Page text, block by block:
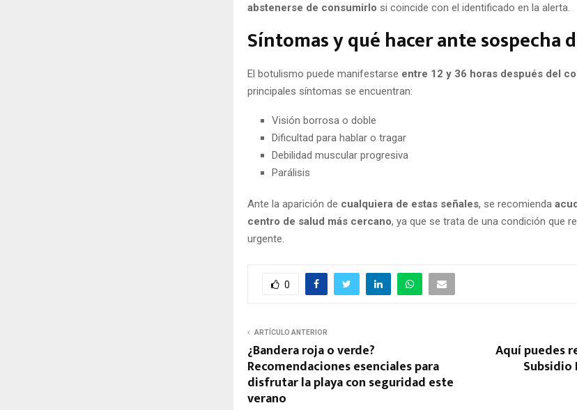
abstenerse de consumirlo si coincide con el identificado en la alerta.
Síntomas y qué hacer ante sospecha
El botulismo puede manifestarse entre 12 y 36 horas después del
principales síntomas se encuentran:
Visión borrosa o doble
Dificultad para hablar o tragar
Debilidad muscular progresiva
Parálisis
Ante la aparición de cualquiera de estas señales, se recomienda
centro de salud más cercano, ya que se trata de una condición que
urgente.
0
ARTÍCULO ANTERIOR
¿Bandera roja o verde?
Recomendaciones esenciales para
disfrutar la playa con seguridad este
verano
Aquí puedes
Subsidio